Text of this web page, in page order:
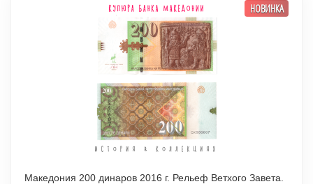
НОВИНКА
Македония 200 динаров 2016 г. Рельеф Ветхого Завета.